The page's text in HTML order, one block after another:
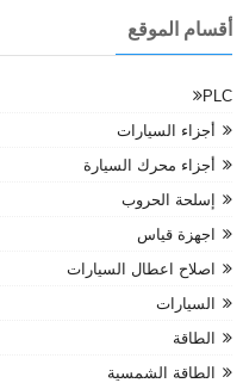
أقسام الموقع
PLC
أجزاء السيارات
أجزاء محرك السيارة
إسلحة الحروب
اجهزة قياس
اصلاح اعطال السيارات
السيارات
الطاقة
الطاقة الشمسية